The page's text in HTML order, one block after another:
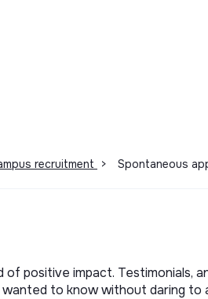
recruitment > Spontaneous
positive impact. Testimonials,
to know without daring to